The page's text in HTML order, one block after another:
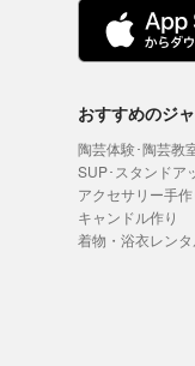
おすすめのジ
陶芸体験･陶芸教
SUP･スタンドア
アクセサリー手
キャンドル作り
着物・浴衣レン